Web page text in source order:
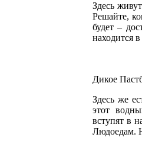
Здесь
Решайте,
будет –
находится
Дикое
Здесь же
этот
вступят в
Людоедам.